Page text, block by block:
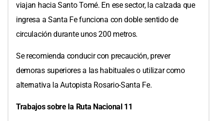
viajan hacia Santo Tomé. En ese sector, la calzada que
ingresa a Santa Fe funciona con doble sentido de
circulación durante unos 200 metros.
Se recomienda conducir con precaución, prever
demoras superiores a las habituales o utilizar como
alternativa la Autopista Rosario-Santa Fe.
Trabajos sobre la Ruta Nacional 11